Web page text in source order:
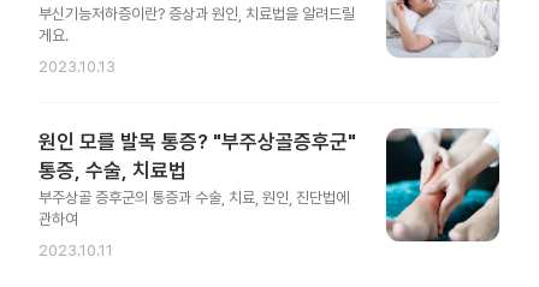
부신기능저하증이란? 증상과 원인, 치료법을 알려드릴
게요.
2023.10.13
원인 모를 발목 통증? "부주상골증후군"
통증, 수술, 치료법
부주상골 증후군의 통증과 수술, 치료, 원인, 진단법에
관하여
2023.10.11